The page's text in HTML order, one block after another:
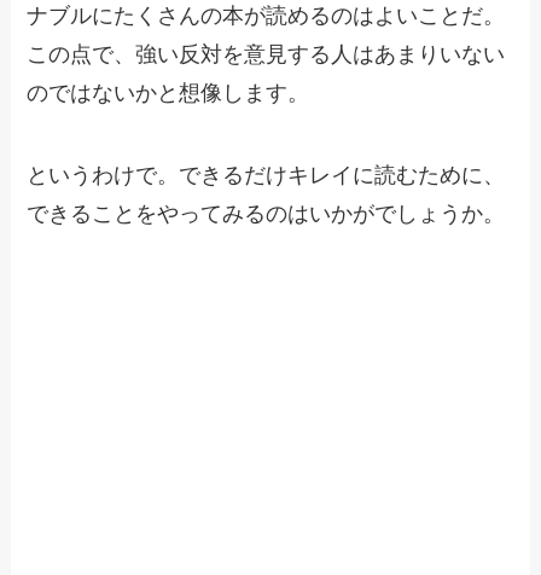
ナブルにたくさんの本が読めるのはよいことだ。
この点で、強い反対を意見する人はあまりいない
のではないかと想像します。
というわけで。できるだけキレイに読むために、
できることをやってみるのはいかがでしょうか。